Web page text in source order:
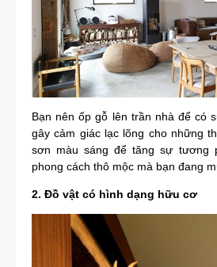
Bạn nên ốp gỗ lên trần nhà để có
gây cảm giác lạc lõng cho những
sơn màu sáng để tăng sự tương
phong cách thô mộc mà bạn đang
2. Đồ vật có hình dạng hữu cơ